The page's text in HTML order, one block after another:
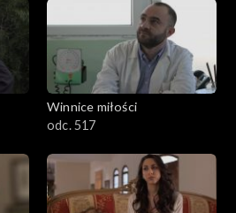
Winnice miłości
odc. 517